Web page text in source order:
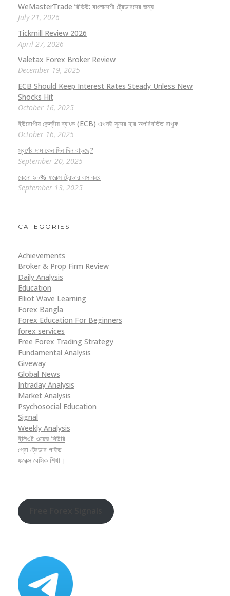
WeMasterTrade রিভিউ: বাংলাদেশী ট্রেডারদের জন্য
July 21, 2026
Tickmill Review 2026
April 27, 2026
Valetax Forex Broker Review
December 19, 2025
ECB Should Keep Interest Rates Steady Unless New
Shocks Hit
October 16, 2025
ইউরোপীয় কেন্দ্রীয় ব্যাংক (ECB) এখনই সুদের হার অপরিবর্তিত রাখুক
October 16, 2025
স্বর্ণের দাম কেন দিন দিন বাড়ছে?
September 20, 2025
কেনো ৯০% ফরেক্স ট্রেডার লস করে
September 13, 2025
CATEGORIES
Achievements
Broker & Prop Firm Review
Daily Analysis
Education
Elliot Wave Learning
Forex Bangla
Forex Education For Beginners
forex services
Free Forex Trading Strategy
Fundamental Analysis
Giveway
Global News
Intraday Analysis
Market Analysis
Psychosocial Education
Signal
Weekly Analysis
ইলিওট ওয়েভ থিউরি
প্রো ট্রেডার গাইড
ফরেক্স বেসিক শিখা।